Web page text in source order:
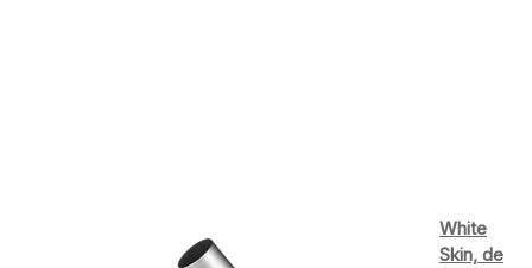
White
Skin, de